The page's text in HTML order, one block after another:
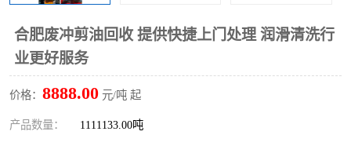
合肥废冲剪油回收 提供快捷上门处理 润滑清洗行
业更好服务
价格： 8888.00 元/吨 起
产品数量： 1111133.00吨